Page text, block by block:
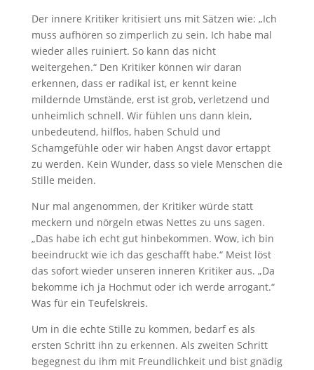
Der innere Kritiker kritisiert uns mit Sätzen wie: „Ich
muss aufhören so zimperlich zu sein. Ich habe mal
wieder alles ruiniert. So kann das nicht
weitergehen.“ Den Kritiker können wir daran
erkennen, dass er radikal ist, er kennt keine
mildernde Umstände, erst ist grob, verletzend und
unheimlich schnell. Wir fühlen uns dann klein,
unbedeutend, hilflos, haben Schuld und
Schamgefühle oder wir haben Angst davor ertappt
zu werden. Kein Wunder, dass so viele Menschen die
Stille meiden.
Nur mal angenommen, der Kritiker würde statt
meckern und nörgeln etwas Nettes zu uns sagen.
„Das habe ich echt gut hinbekommen. Wow, ich bin
beeindruckt wie ich das geschafft habe.“ Meist löst
das sofort wieder unseren inneren Kritiker aus. „Da
bekomme ich ja Hochmut oder ich werde arrogant.“
Was für ein Teufelskreis.
Um in die echte Stille zu kommen, bedarf es als
ersten Schritt ihn zu erkennen. Als zweiten Schritt
begegnest du ihm mit Freundlichkeit und bist gnädig